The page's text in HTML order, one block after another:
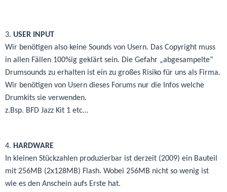
3. USER INPUT
Wir benötigen also keine Sounds von Usern. Das Copyright muss
in allen Fällen 100%ig geklärt sein. Die Gefahr „abgesampelte“
Drumsounds zu erhalten ist ein zu großes Risiko für uns als Firma.
Wir benötigen von Usern dieses Forums nur die Infos welche
Drumkits sie verwenden.
z.Bsp. BFD Jazz Kit 1 etc…
4. HARDWARE
In kleinen Stückzahlen produzierbar ist derzeit (2009) ein Bauteil
mit 256MB (2x128MB) Flash. Wobei 256MB nicht so wenig ist
wie es den Anschein aufs Erste hat.